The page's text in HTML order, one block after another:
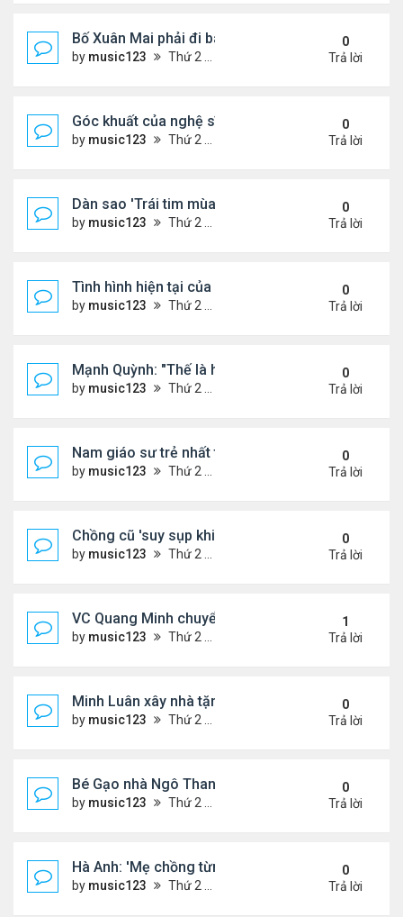
Bố Xuân Mai phải đi bán cơm ở Mỹ
by music123 Thứ 2 Tháng 8 03, 2026 7:18 pm
0
Trả lời
Góc khuất của nghệ sĩ Hoài Tâm
by music123 Thứ 2 Tháng 8 03, 2026 7:13 pm
0
Trả lời
Dàn sao 'Trái tim mùa thu' sau 26 năm
by music123 Thứ 2 Tháng 8 03, 2026 7:09 pm
0
Trả lời
Tình hình hiện tại của Quang Lê
by music123 Thứ 2 Tháng 8 03, 2026 7:00 pm
0
Trả lời
Mạnh Quỳnh: "Thế là hết"
by music123 Thứ 2 Tháng 8 03, 2026 6:56 pm
0
Trả lời
Nam giáo sư trẻ nhất thế giới ở tuổi 18
by music123 Thứ 2 Tháng 8 03, 2026 6:50 pm
0
Trả lời
Chồng cũ 'suy sụp khi biết tin Nicole Kidman có
by music123 Thứ 2 Tháng 8 03, 2026 6:41 pm
0
Trả lời
VC Quang Minh chuyển về tổ ấm
by music123 Thứ 2 Tháng 8 03, 2026 5:56 pm
1
Trả lời
Minh Luân xây nhà tặng cha mẹ
by music123 Thứ 2 Tháng 8 03, 2026 5:45 pm
0
Trả lời
Bé Gạo nhà Ngô Thanh Vân dễ thương trong tiệc
by music123 Thứ 2 Tháng 8 03, 2026 5:19 pm
0
Trả lời
Hà Anh: 'Mẹ chồng từng ngạc nhiên vì tôi luôn trả
by music123 Thứ 2 Tháng 8 03, 2026 5:13 pm
0
Trả lời